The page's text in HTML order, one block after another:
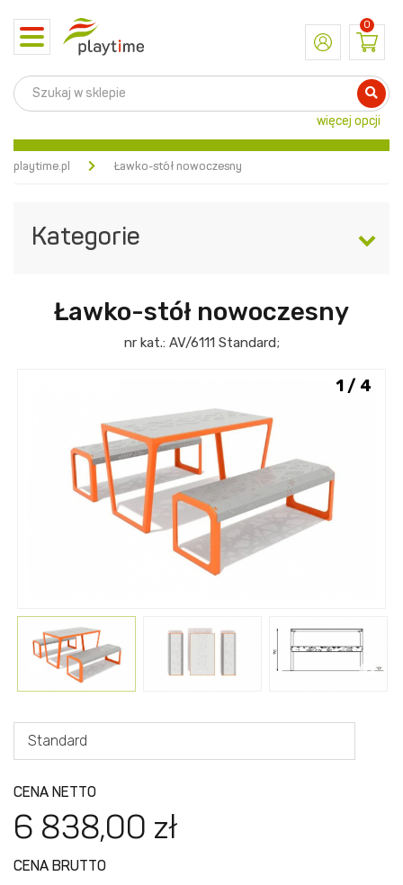
Toggle
navigation
0
więcej opcji
playtime.pl Ławko-stół nowoczesny
Kategorie
Ławko-stół nowoczesny
nr kat.: AV/6111 Standard;
1 / 4
Standard
CENA NETTO
6 838,00 zł
CENA BRUTTO